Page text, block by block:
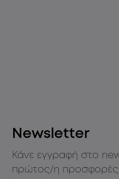
Newsletter
Κάνε εγγραφή στο
πρώτος/η